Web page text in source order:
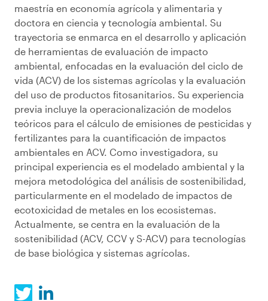
maestría en economía agrícola y alimentaria y
doctora en ciencia y tecnología ambiental. Su
trayectoria se enmarca en el desarrollo y aplicación
de herramientas de evaluación de impacto
ambiental, enfocadas en la evaluación del ciclo de
vida (ACV) de los sistemas agrícolas y la evaluación
del uso de productos fitosanitarios. Su experiencia
previa incluye la operacionalización de modelos
teóricos para el cálculo de emisiones de pesticidas y
fertilizantes para la cuantificación de impactos
ambientales en ACV. Como investigadora, su
principal experiencia es el modelado ambiental y la
mejora metodológica del análisis de sostenibilidad,
particularmente en el modelado de impactos de
ecotoxicidad de metales en los ecosistemas.
Actualmente, se centra en la evaluación de la
sostenibilidad (ACV, CCV y S-ACV) para tecnologías
de base biológica y sistemas agrícolas.